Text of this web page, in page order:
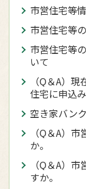
市営住宅等
市営住宅等
市営住宅等
いて
（Q＆A）
住宅に申込
空き家バン
（Q＆A）
か。
（Q＆A）
すか。